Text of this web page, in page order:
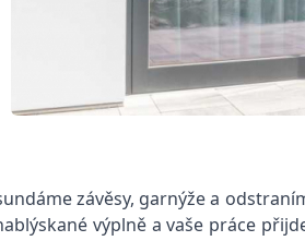
závěsy, garnýže a
výplně a vaše práce